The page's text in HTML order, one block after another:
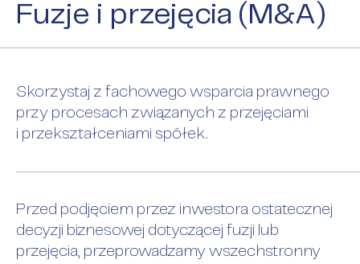
Fuzje i przejęcia (M&A)
Skorzystaj z fachowego wsparcia prawnego
przy procesach związanych z przejęciami
i przekształceniami spółek.
Przed podjęciem przez inwestora ostatecznej
decyzji biznesowej dotyczącej fuzji lub
przejęcia, przeprowadzamy wszechstronny